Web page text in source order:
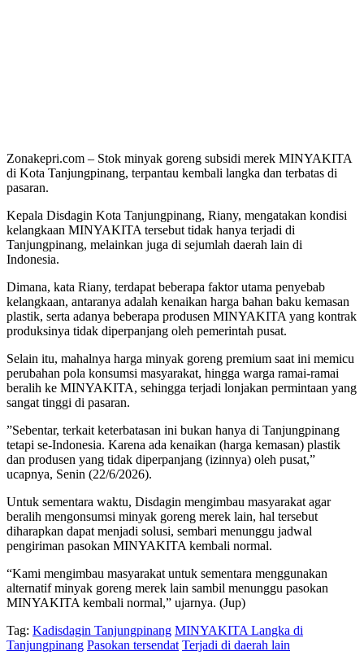
Zonakepri.com – ‎Stok minyak goreng subsidi merek MINYAKITA
di Kota Tanjungpinang, terpantau kembali langka dan terbatas di
pasaran.
‎‎Kepala Disdagin Kota Tanjungpinang, Riany, mengatakan kondisi
kelangkaan MINYAKITA tersebut tidak hanya terjadi di
Tanjungpinang, melainkan juga di sejumlah daerah lain di
Indonesia.
‎Dimana, kata Riany, terdapat beberapa faktor utama penyebab
kelangkaan, antaranya adalah kenaikan harga bahan baku kemasan
plastik, serta adanya beberapa produsen MINYAKITA yang kontrak
produksinya tidak diperpanjang oleh pemerintah pusat.
‎Selain itu, mahalnya harga minyak goreng premium saat ini memicu
perubahan pola konsumsi masyarakat, hingga warga ramai-ramai
beralih ke MINYAKITA, sehingga terjadi lonjakan permintaan yang
sangat tinggi di pasaran.
‎”Sebentar, terkait keterbatasan ini bukan hanya di Tanjungpinang
tetapi se-Indonesia. Karena ada kenaikan (harga kemasan) plastik
dan produsen yang tidak diperpanjang (izinnya) oleh pusat,”
ucapnya, Senin (22/6/2026).
‎Untuk sementara waktu, Disdagin mengimbau masyarakat agar
beralih mengonsumsi minyak goreng merek lain, hal tersebut
diharapkan dapat menjadi solusi, sembari menunggu jadwal
pengiriman pasokan MINYAKITA kembali normal.
“Kami mengimbau masyarakat untuk sementara menggunakan
alternatif minyak goreng merek lain sambil menunggu pasokan
MINYAKITA kembali normal,” ujarnya. (Jup)
Tag: Kadisdagin Tanjungpinang MINYAKITA Langka di
Tanjungpinang Pasokan tersendat Terjadi di daerah lain